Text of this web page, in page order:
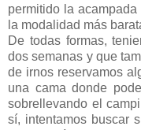
permitido la
la modalidad más
De todas formas,
dos semanas y que
de irnos reservamos
una cama donde
sobrellevando el
sí, intentamos buscar